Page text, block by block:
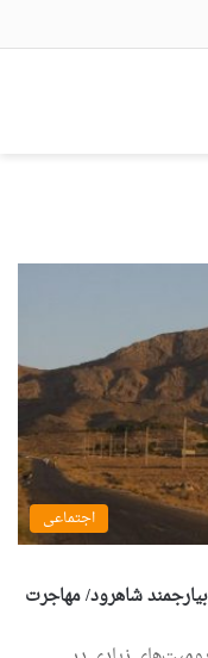
اجتماعی
شاهرود/ مهاجرت